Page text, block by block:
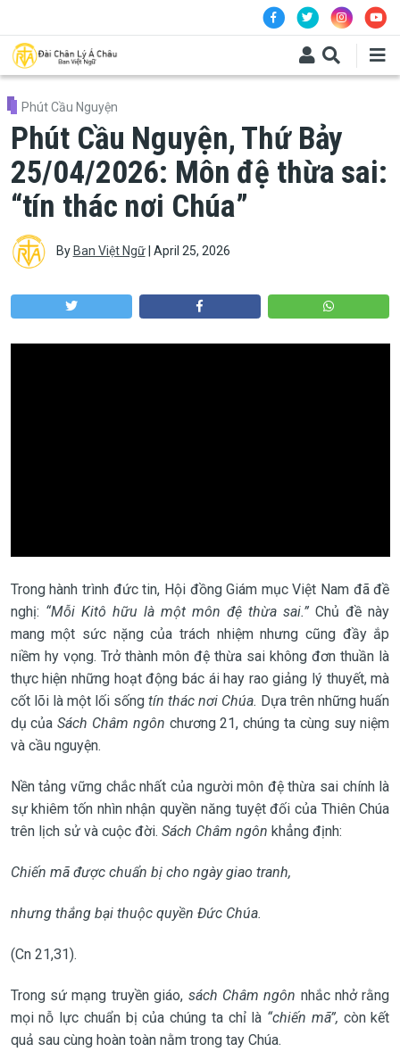
Phút Cầu Nguyện
Phút Cầu Nguyện, Thứ Bảy
25/04/2026: Môn đệ thừa sai:
“tín thác nơi Chúa”
By Ban Việt Ngữ| April 25, 2026
Trong hành trình đức tin, Hội đồng Giám mục Việt Nam đã đề
nghị: “Mỗi Kitô hữu là một môn đệ thừa sai.” Chủ đề này
mang một sức nặng của trách nhiệm nhưng cũng đầy ắp
niềm hy vọng. Trở thành môn đệ thừa sai không đơn thuần là
thực hiện những hoạt động bác ái hay rao giảng lý thuyết, mà
cốt lõi là một lối sống tín thác nơi Chúa. Dựa trên những huấn
dụ củaSách Châm ngôn chương 21, chúng ta cùng suy niệm
và cầu nguyện.
Nền tảng vững chắc nhất của người môn đệ thừa sai chính là
sự khiêm tốn nhìn nhận quyền năng tuyệt đối của Thiên Chúa
trên lịch sử và cuộc đời. Sách Châm ngôn khẳng định:
Chiến mã được chuẩn bị cho ngày giao tranh,
nhưng thắng bại thuộc quyền Đức Chúa.
(Cn 21,31).
Trong sứ mạng truyền giáo, sách Châm ngôn nhắc nhở rằng
mọi nỗ lực chuẩn bị của chúng ta chỉ là “chiến mã”, còn kết
quả sau cùng hoàn toàn nằm trong tay Chúa.